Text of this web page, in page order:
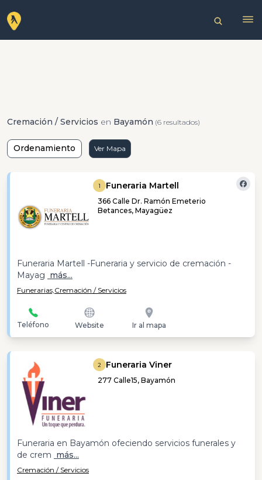
Cremación / Servicios en Bayamón (6 resultados)
Ordenamiento Ver Mapa
1 Funeraria Martell
366 Calle Dr. Ramón Emeterio
Betances, Mayagüez
Funeraria Martell -Funeraria y servicio de cremación -
Mayag más...
Funerarias,Cremación / Servicios
Teléfono Website Ir al mapa
2 Funeraria Viner
277 Calle15, Bayamón
Funeraria en Bayamón ofeciendo servicios funerales y
de crem más...
Cremación / Servicios